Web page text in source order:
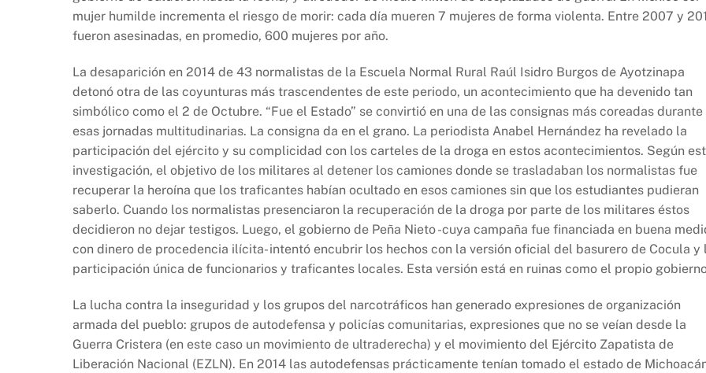
mujer humilde incrementa el riesgo de morir: cada día mueren 7 mujeres de forma violenta. Entre 2007 y
fueron asesinadas, en promedio, 600 mujeres por año.
La desaparición en 2014 de 43 normalistas de la Escuela Normal Rural Raúl Isidro Burgos de Ayotzinapa
detonó otra de las coyunturas más trascendentes de este periodo, un acontecimiento que ha devenido tan
simbólico como el 2 de Octubre. “Fue el Estado” se convirtió en una de las consignas más coreadas durante
esas jornadas multitudinarias. La consigna da en el grano. La periodista Anabel Hernández ha revelado la
participación del ejército y su complicidad con los carteles de la droga en estos acontecimientos. Según
investigación, el objetivo de los militares al detener los camiones donde se trasladaban los normalistas fue
recuperar la heroína que los traficantes habían ocultado en esos camiones sin que los estudiantes pudieran
saberlo. Cuando los normalistas presenciaron la recuperación de la droga por parte de los militares éstos
decidieron no dejar testigos. Luego, el gobierno de Peña Nieto -cuya campaña fue financiada en buena
con dinero de procedencia ilícita- intentó encubrir los hechos con la versión oficial del basurero de Cocula y
participación única de funcionarios y traficantes locales. Esta versión está en ruinas como el propio
La lucha contra la inseguridad y los grupos del narcotráficos han generado expresiones de organización
armada del pueblo: grupos de autodefensa y policías comunitarias, expresiones que no se veían desde la
Guerra Cristera (en este caso un movimiento de ultraderecha) y el movimiento del Ejército Zapatista de
Liberación Nacional (EZLN). En 2014 las autodefensas prácticamente tenían tomado el estado de